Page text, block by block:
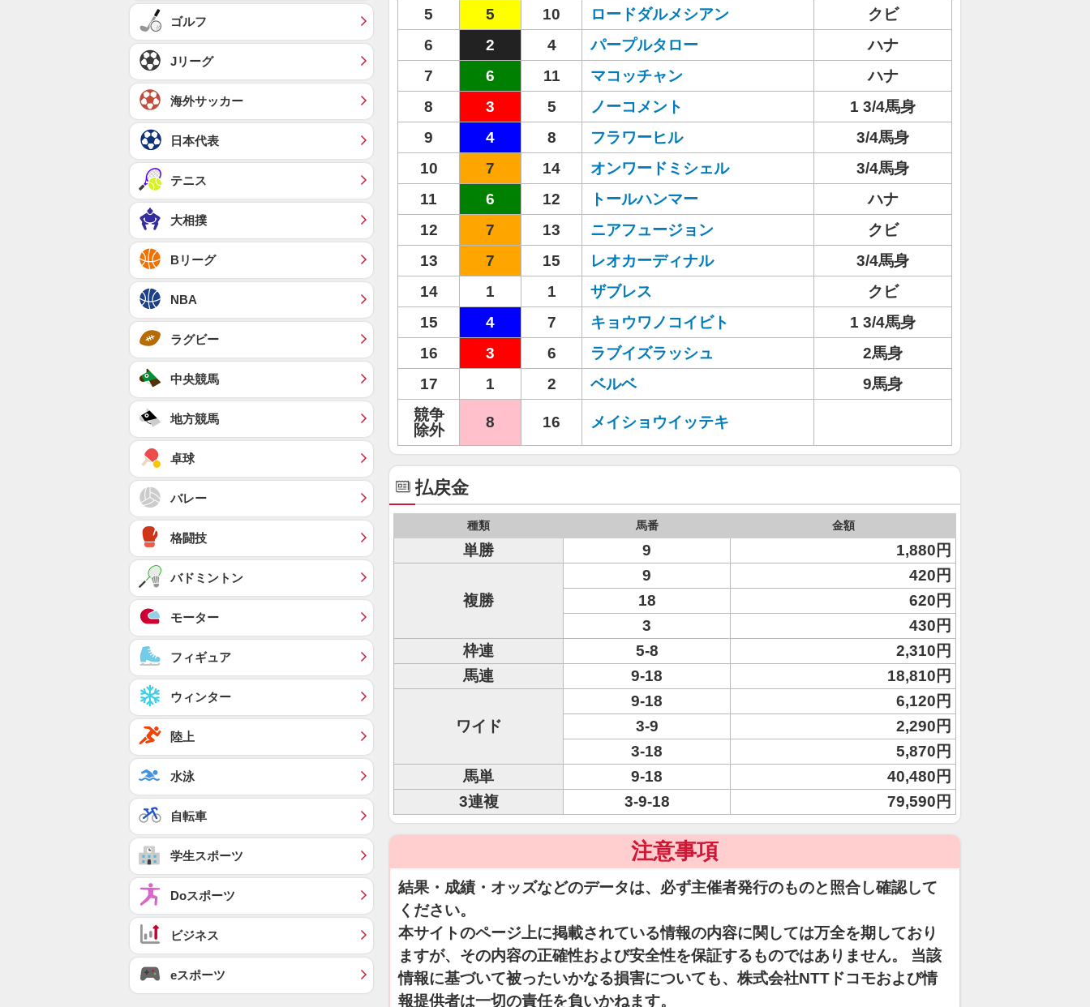
5
5 10 ロードダルメシアン
クビ
6
2 4 パープルタロー
ハナ
7
6 11 マコッチャン
ハナ
8
3 5 ノーコメント
1 3/4馬身
9
4 8 フラワーヒル
3/4馬身
10
7 14 オンワードミシェル
3/4馬身
11
6 12 トールハンマー
ハナ
12
7 13 ニアフュージョン
クビ
13
7 15 レオカーディナル
3/4馬身
14
1 1 ザブレス
クビ
15
4 7 キョウワノコイビト
1 3/4馬身
16
3 6 ラブイズラッシュ
2馬身
17
1 2 ベルベ
9馬身
競争
除外
8 16 メイショウイッテキ
払戻金
種類 馬番 金額
単勝 9 1,880円
複勝
9
420円
18
620円
3
430円
枠連
5-8
2,310円
馬連
9-18 18,810円
ワイド
9-18
6,120円
3-9
2,290円
3-18
5,870円
馬単
9-18
40,480円
3連複
3-9-18 79,590円
注意事項
結果・成績・オッズなどのデータは、必ず主催者発行のものと照合し確認して
ください。
本サイトのページ上に掲載されている情報の内容に関しては万全を期しており
ますが、その内容の正確性および安全性を保証するものではありません。 当該
情報に基づいて被ったいかなる損害についても、株式会社NTTドコモおよび情
報提供者は一切の責任を負いかねます。
ゴルフ
Jリーグ
海外サッカー
日本代表
テニス
大相撲
Bリーグ
NBA
ラグビー
中央競馬
地方競馬
卓球
バレー
格闘技
バドミントン
モーター
フィギュア
ウィンター
陸上
水泳
自転車
学生スポーツ
Doスポーツ
ビジネス
eスポーツ